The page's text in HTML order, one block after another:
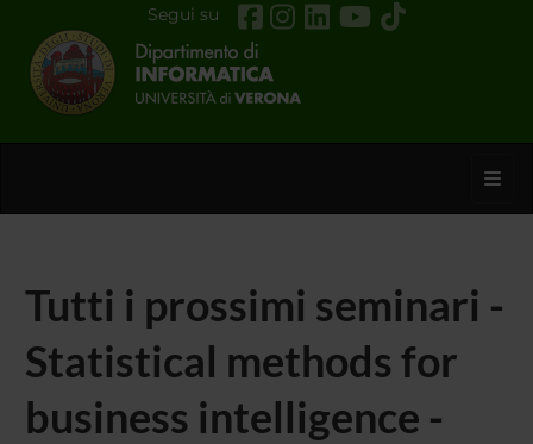
Segui su
Tutti i prossimi seminari -
Statistical methods for
business intelligence -